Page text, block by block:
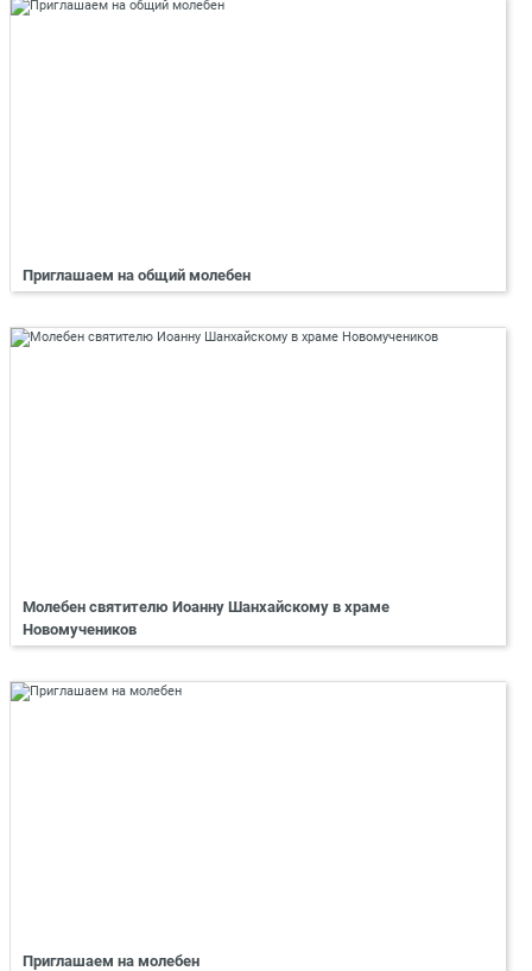
Приглашаем на общий молебен
Молебен святителю Иоанну Шанхайскому в храме
Новомучеников
Приглашаем на молебен